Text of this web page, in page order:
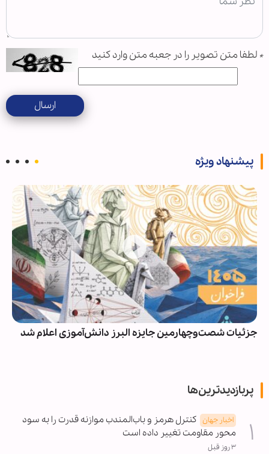
* لطفا متن تصویر را در جعبه متن وارد کنید
ارسال
پیشنهاد ویژه
جزئیات شصت‌وچهارمین جایزه البرز دانش‌آموزی اعلام شد
پربازدیدترین‌ها
اخبار جهان کنترل هرمز و باب‌المندب موازنه قدرت را به سود
محور مقاومت تغییر داده است
۳ روز قبل